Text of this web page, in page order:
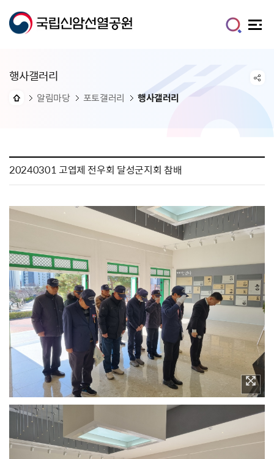
행사갤러리
알림마당 포토갤러리 행사갤러리
20240301 고엽제 전우회 달성군지회 참배